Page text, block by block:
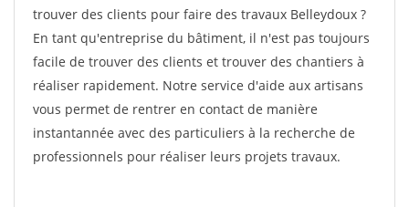
trouver des clients pour faire des travaux Belleydoux ?
En tant qu'entreprise du bâtiment, il n'est pas toujours
facile de trouver des clients et trouver des chantiers à
réaliser rapidement. Notre service d'aide aux artisans
vous permet de rentrer en contact de manière
instantannée avec des particuliers à la recherche de
professionnels pour réaliser leurs projets travaux.